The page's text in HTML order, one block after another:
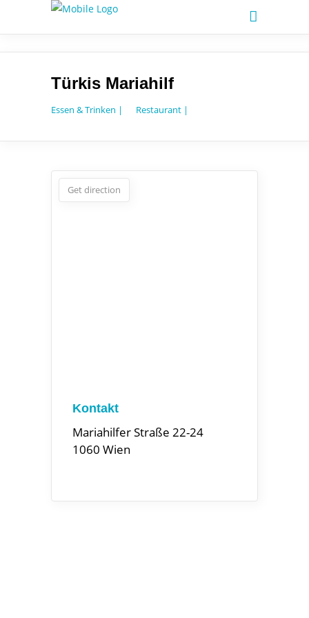
Türkis Mariahilf
Essen & Trinken | Restaurant |
Get direction
Kontakt
Mariahilfer Straße 22-24
1060 Wien